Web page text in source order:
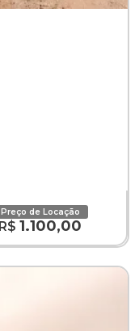
Preço de Locação
R$1.100,00